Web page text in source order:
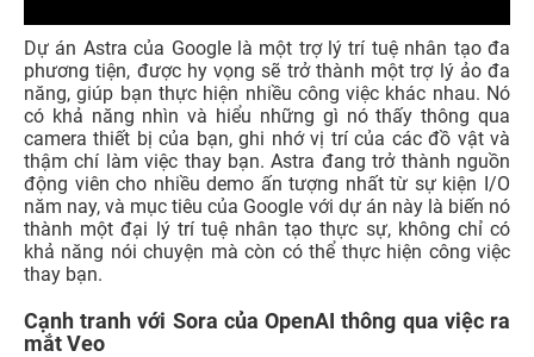
Dự án Astra của Google là một trợ lý trí tuệ nhân tạo đa
phương tiện, được hy vọng sẽ trở thành một trợ lý ảo đa
năng, giúp bạn thực hiện nhiều công việc khác nhau. Nó
có khả năng nhìn và hiểu những gì nó thấy thông qua
camera thiết bị của bạn, ghi nhớ vị trí của các đồ vật và
thậm chí làm việc thay bạn. Astra đang trở thành nguồn
động viên cho nhiều demo ấn tượng nhất từ sự kiện I/O
năm nay, và mục tiêu của Google với dự án này là biến nó
thành một đại lý trí tuệ nhân tạo thực sự, không chỉ có
khả năng nói chuyện mà còn có thể thực hiện công việc
thay bạn.
Cạnh tranh với Sora của OpenAI thông qua việc ra
mắt Veo